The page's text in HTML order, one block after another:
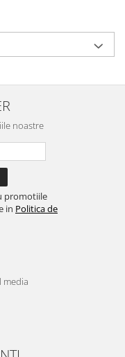
noastre
promotiile
in Politica de
media